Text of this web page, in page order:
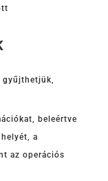
gyűjthetjük,
beleértve
a
az operációs